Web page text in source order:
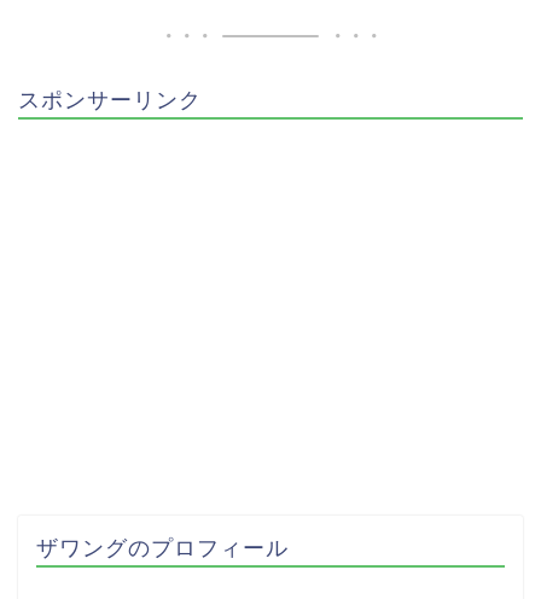
o
スポンサーリンク
ザワングのプロフィール